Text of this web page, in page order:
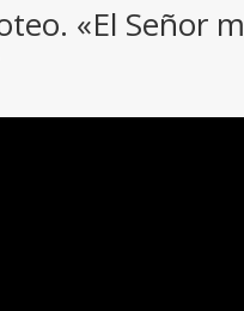
«El Señor